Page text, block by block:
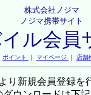
株式会社ノジマ
ノジマ携帯サイト
ル会員
ポイント ｜ マイページ ｜ 店舗
り新規会員登録を